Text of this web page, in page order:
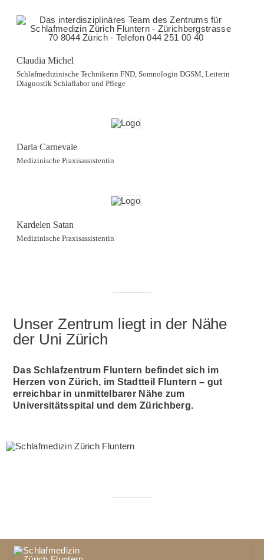
Claudia Michel
Schlafmedizinische Technikerin FND, Somnologin DGSM, Leiterin
Diagnostik Schlaflabor und Pflege
Daria Carnevale
Medizinische Praxisassistentin
Kardelen Satan
Medizinische Praxisassistentin
Unser Zentrum liegt in der Nähe
der Uni Zürich
Das Schlafzentrum Fluntern befindet sich im
Herzen von Zürich, im Stadtteil Fluntern – gut
erreichbar in unmittelbarer Nähe zum
Universitätsspital und dem Zürichberg.